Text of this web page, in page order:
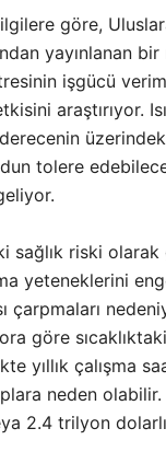
göre,
yayınlanan
işgücü
araştırıyor.
tolere
sağlık riski
yeteneklerini
çarpmaları
göre
yıllık çalışma
neden
2.4 trilyon